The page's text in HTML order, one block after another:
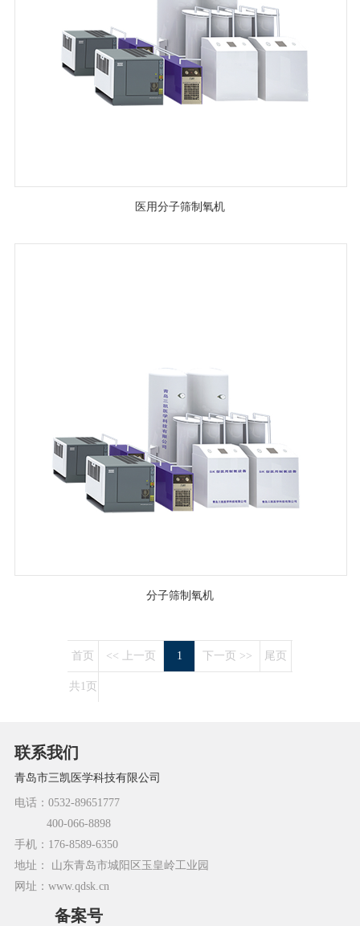
医用分子筛制氧机
分子筛制氧机
首页 << 上一页 1 下一页 >> 尾页
共1页
联系我们
青岛市三凯医学科技有限公司
电话：0532-89651777
400-066-8898
手机：176-8589-6350
地址： 山东青岛市城阳区玉皇岭工业园
网址：www.qdsk.cn
备案号